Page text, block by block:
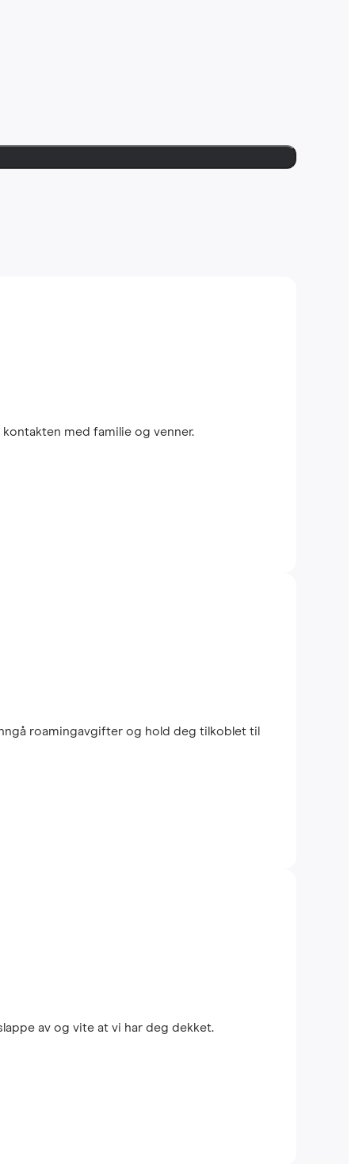
med familie og venner.
roamingavgifter og hold deg tilkoblet til
av og vite at vi har deg dekket.